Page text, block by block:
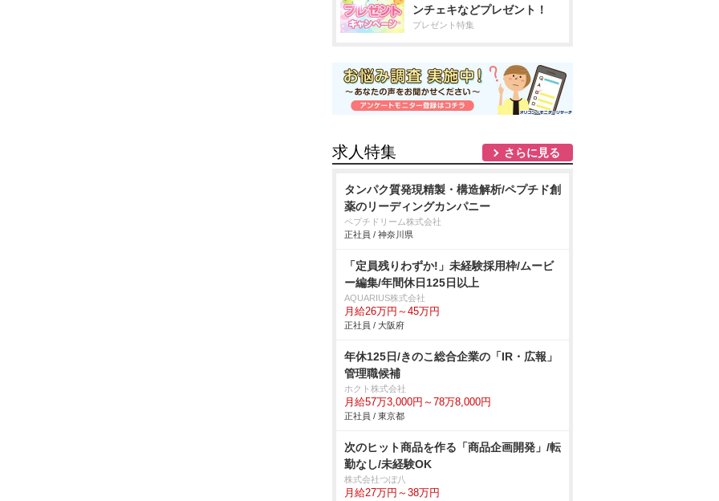
ンチェキなどプレゼント！
プレゼント特集
求人特集 さらに見る
タンパク質発現精製・構造解析/ペプチド創
薬のリーディングカンパニー
ペプチドリーム株式会社
正社員 / 神奈川県
「定員残りわずか!」未経験採用枠/ムービ
ー編集/年間休日125日以上
AQUARIUS株式会社
月給26万円～45万円
正社員 / 大阪府
年休125日/きのこ総合企業の「IR・広報」
管理職候補
ホクト株式会社
月給57万3,000円～78万8,000円
正社員 / 東京都
次のヒット商品を作る「商品企画開発」/転
勤なし/未経験OK
株式会社つぼ八
月給27万円～38万円